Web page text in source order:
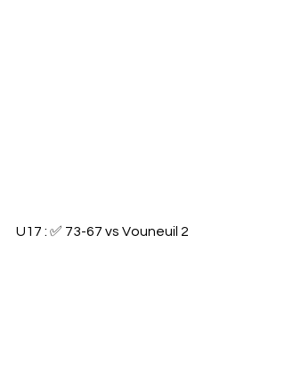
U17 : ✅️ 73-67 vs Vouneuil 2